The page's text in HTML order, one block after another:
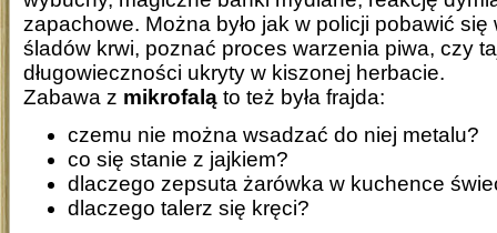
zapachowe. Można było jak w policji pobawić
śladów krwi, poznać proces warzenia piwa, czy
długowieczności ukryty w kiszonej herbacie.
Zabawa z mikrofalą to też była frajda:
czemu nie można wsadzać do niej metalu?
co się stanie z jajkiem?
dlaczego zepsuta żarówka w kuchence
dlaczego talerz się kręci?